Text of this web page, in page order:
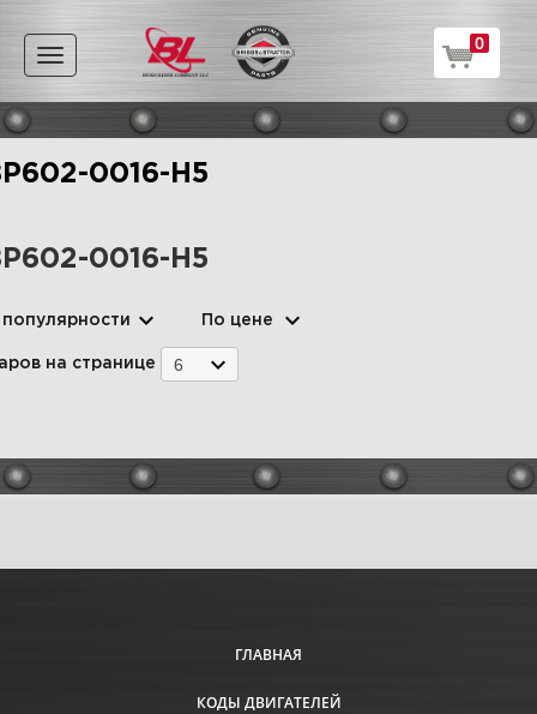
Toggle
navigation
0
0016-H5
0016-H5
По цене
на странице 6
ГЛАВНАЯ
КОДЫ ДВИГАТЕЛЕЙ